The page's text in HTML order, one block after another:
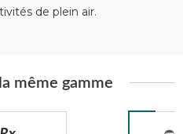
de plein air.
même gamme